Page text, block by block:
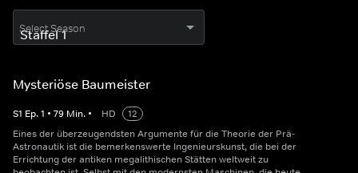
Select Season
Mysteriöse Baumeister
S1 Ep.1 • 79 Min. • HD
12
Eines der überzeugendsten Argumente für die Theorie der Prä-
Astronautik ist die bemerkenswerte Ingenieurskunst, die bei der
Errichtung der antiken megalithischen Stätten weltweit zu